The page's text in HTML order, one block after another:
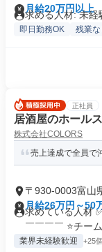
月給20万円以上
求める人材: 未
即日勤務OK 残業な
正社員
居酒屋のホール
株式会社COLORS
売上達成で全員で
〒930-0003富山
月給26万円～50
求めている人材
￣￣￣￣ ⭐チー
業界未経験歓迎 +25個